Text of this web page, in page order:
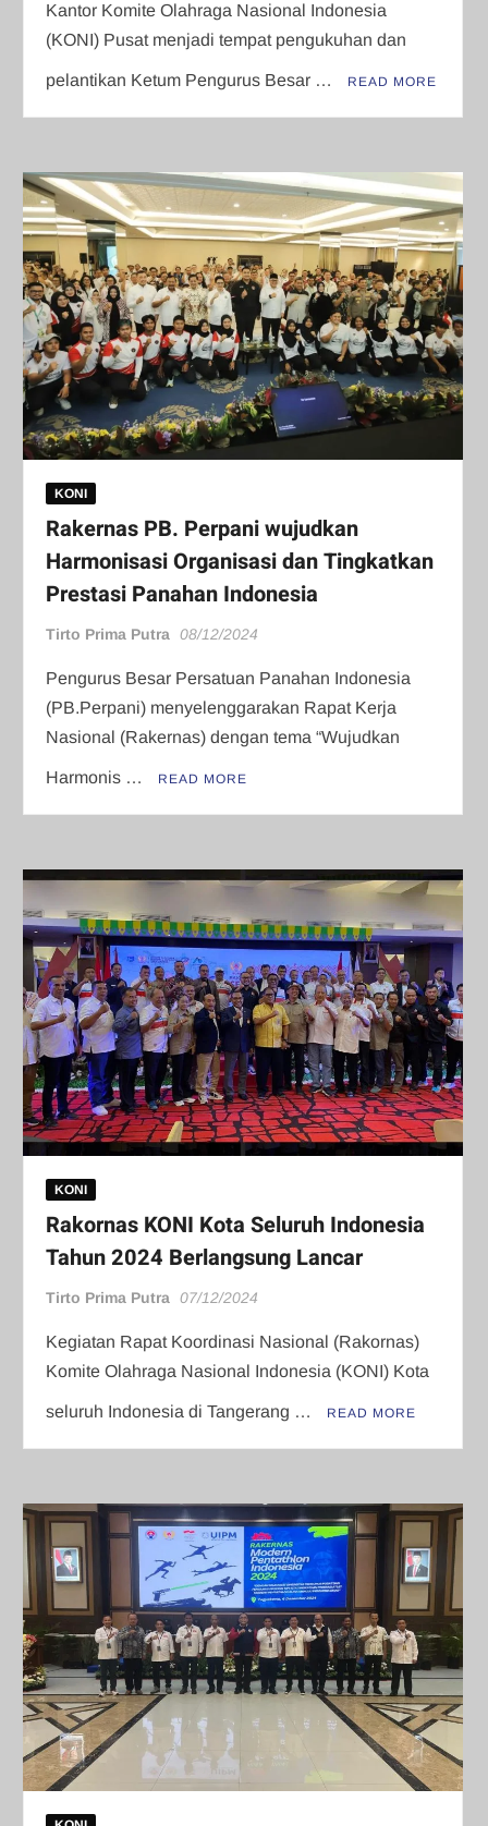
Kantor Komite Olahraga Nasional Indonesia
(KONI) Pusat menjadi tempat pengukuhan dan
pelantikan Ketum Pengurus Besar … READ MORE
KONI
Rakernas PB. Perpani wujudkan
Harmonisasi Organisasi dan Tingkatkan
Prestasi Panahan Indonesia
Tirto Prima Putra 08/12/2024
Pengurus Besar Persatuan Panahan Indonesia
(PB.Perpani) menyelenggarakan Rapat Kerja
Nasional (Rakernas) dengan tema “Wujudkan
Harmonis … READ MORE
KONI
Rakornas KONI Kota Seluruh Indonesia
Tahun 2024 Berlangsung Lancar
Tirto Prima Putra 07/12/2024
Kegiatan Rapat Koordinasi Nasional (Rakornas)
Komite Olahraga Nasional Indonesia (KONI) Kota
seluruh Indonesia di Tangerang … READ MORE